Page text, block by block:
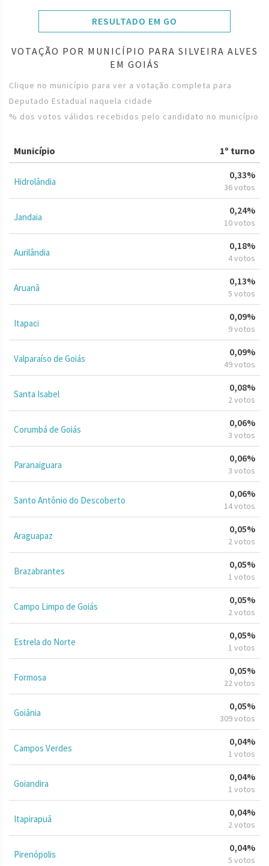
RESULTADO EM GO
VOTAÇÃO POR MUNICÍPIO PARA SILVEIRA ALVES
EM GOIÁS
Clique no município para ver a votação completa para
Deputado Estadual naquela cidade
% dos votos válidos recebidos pelo candidato no município
Município 1º turno
Hidrolândia
0,33%
36 votos
Jandaia
0,24%
10 votos
Aurilândia
0,18%
4 votos
Aruanã
0,13%
5 votos
Itapaci
0,09%
9 votos
Valparaíso de Goiás
0,09%
49 votos
Santa Isabel
0,08%
2 votos
Corumbá de Goiás
0,06%
3 votos
Paranaiguara
0,06%
3 votos
Santo Antônio do Descoberto
0,06%
14 votos
Araguapaz
0,05%
2 votos
Brazabrantes
0,05%
1 votos
Campo Limpo de Goiás
0,05%
2 votos
Estrela do Norte
0,05%
1 votos
Formosa
0,05%
22 votos
Goiânia
0,05%
309 votos
Campos Verdes
0,04%
1 votos
Goiandira
0,04%
1 votos
Itapirapuã
0,04%
2 votos
Pirenópolis
0,04%
5 votos